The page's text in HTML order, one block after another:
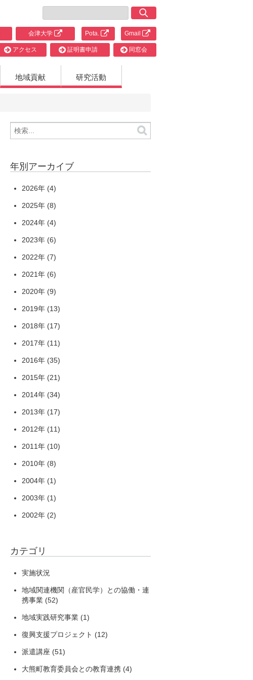
アクセス 証明書申請 同窓会
会津大学 Pota. Gmail
地域貢献 研究活動
年別アーカイブ
2026年 (4)
2025年 (8)
2024年 (4)
2023年 (6)
2022年 (7)
2021年 (6)
2020年 (9)
2019年 (13)
2018年 (17)
2017年 (11)
2016年 (35)
2015年 (21)
2014年 (34)
2013年 (17)
2012年 (11)
2011年 (10)
2010年 (8)
2004年 (1)
2003年 (1)
2002年 (2)
カテゴリ
実施状況
地域関連機関（産官民学）との協働・連
携事業 (52)
地域実践研究事業 (1)
復興支援プロジェクト (12)
派遣講座 (51)
大熊町教育委員会との教育連携 (4)